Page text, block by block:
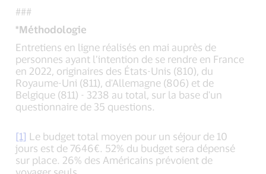
###
*Méthodologie
Entretiens en ligne réalisés en mai auprès de
personnes ayant l’intention de se rendre en France
en 2022, originaires des États-Unis (810), du
Royaume-Uni (811), d'Allemagne (806) et de
Belgique (811) - 3238 au total, sur la base d'un
questionnaire de 35 questions.
[1] Le budget total moyen pour un séjour de 10
jours est de 7646€. 52% du budget sera dépensé
sur place. 26% des Américains prévoient de
voyager seuls.